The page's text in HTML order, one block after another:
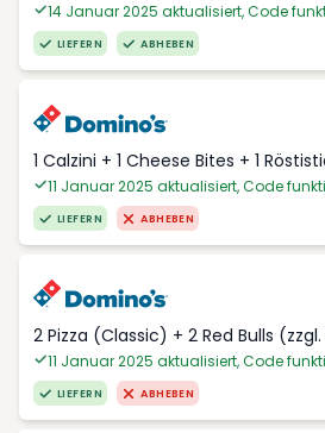
14 Januar 2025 aktualisiert, Code
LIEFERN ABHEBEN
1 Calzini + 1 Cheese Bites + 1
11 Januar 2025 aktualisiert, Code
LIEFERN ABHEBEN
2 Pizza (Classic) + 2 Red Bulls
11 Januar 2025 aktualisiert, Code
LIEFERN ABHEBEN